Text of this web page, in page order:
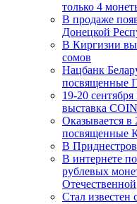
только 4
В продаже
Донецкой
В Киргизии
сомов
Нацбанк
посвященные
19-20
выставка
Оказывается в
посвященные
В
В интернете
рублевых
Отечественной
Стал известен